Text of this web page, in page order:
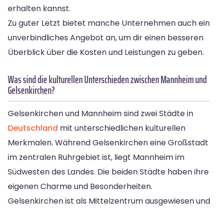
erhalten kannst.
Zu guter Letzt bietet manche Unternehmen auch ein
unverbindliches Angebot an, um dir einen besseren
Überblick über die Kosten und Leistungen zu geben.
Was sind die kulturellen Unterschieden zwischen Mannheim und
Gelsenkirchen?
Gelsenkirchen und Mannheim sind zwei Städte in
Deutschland mit unterschiedlichen kulturellen
Merkmalen. Während Gelsenkirchen eine Großstadt
im zentralen Ruhrgebiet ist, liegt Mannheim im
Südwesten des Landes. Die beiden Städte haben ihre
eigenen Charme und Besonderheiten.
Gelsenkirchen ist als Mittelzentrum ausgewiesen und